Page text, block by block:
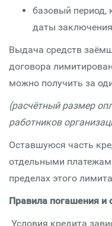
базовый период,
даты
Выдача средств
договора
можно получить за
(расчётный размер
работников
Оставшуюся часть
отдельными
пределах этого
Правила погашения и
Условия кредита